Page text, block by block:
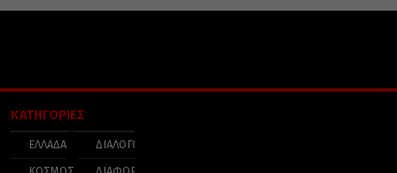
ΚΑΤΗΓΟΡΙΕΣ
ΕΛΛΑΔΑ
ΔΙΑΛΟΓΟΣ